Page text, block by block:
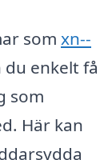
som xn--
du enkelt få
som
Här kan